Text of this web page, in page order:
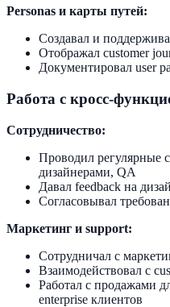
Personas и карты путей:
Создавал и
Отображал customer
Документировал user
Работа с кросс-
Сотрудничество:
Проводил регулярные
дизайнерами, QA
Давал feedback на
Согласовывал
Маркетинг и support:
Сотрудничал с
Взаимодействовал с
Работал с продажами
enterprise клиентов